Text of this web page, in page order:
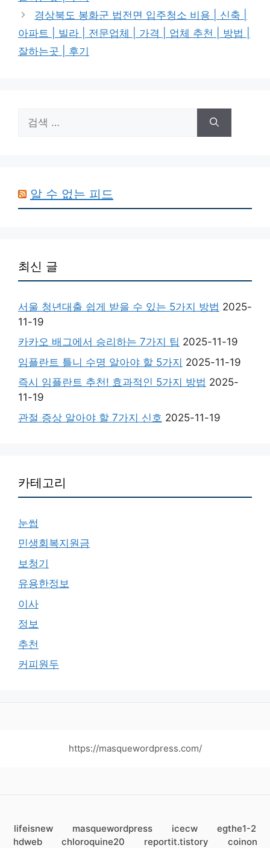
경상북도 봉화군 법전면 입주청소 비용 | 신축 |
아파트 | 빌라 | 전문업체 | 가격 | 업체 추천 | 방법 |
잘하는곳 | 후기
색:
알 수 없는 피드
최신 글
서울 청년대출 쉽게 받을 수 있는 5가지 방법 2025-
11-19
카카오 배그에서 승리하는 7가지 팁 2025-11-19
임플란트 틀니 수명 알아야 할 5가지 2025-11-19
즉시 임플란트 추천! 효과적인 5가지 방법 2025-
11-19
관절 증상 알아야 할 7가지 신호 2025-11-19
카테고리
눈썹
민생회복지원금
보청기
유용한정보
이사
정보
추천
커피원두
https://masquewordpress.com/
lifeisnew masquewordpress icecw
egthe1-2
hdweb
chloroquine20 reportit.tistory coinon